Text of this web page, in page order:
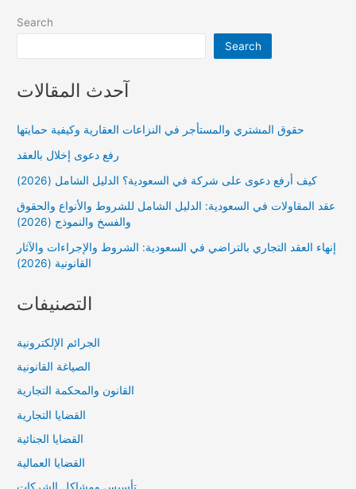
Search
Search
آحدث المقالات
حقوق المشتري والمستأجر في النزاعات العقارية وكيفية حمايتها
رفع دعوى إخلال بالعقد
كيف أرفع دعوى على شركة في السعودية؟ الدليل الشامل (2026)
عقد المقاولات في السعودية: الدليل الشامل للشروط والأنواع والحقوق
والفسخ والنموذج (2026)
إنهاء العقد التجاري بالتراضي في السعودية: الشروط والإجراءات والآثار
القانونية (2026)
التصنيفات
الجرائم الإلكترونية
الصياغة القانونية
القانون والمحكمة التجارية
القضايا التجارية
القضايا الجنائية
القضايا العمالية